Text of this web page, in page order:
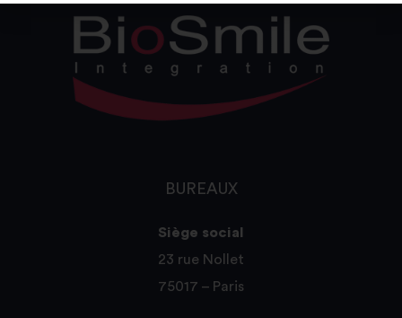
BUREAUX
Siège social
23 rue Nollet
75017 – Paris